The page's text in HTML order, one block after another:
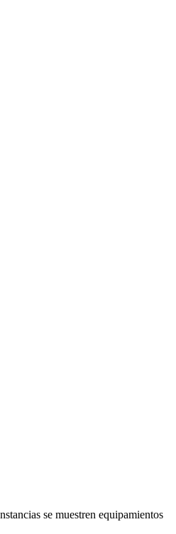
se muestren equipamientos